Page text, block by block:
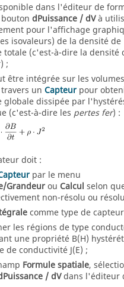
dans l'éditeur de
dPuissance / dVà
pour l'affichage
isovaleurs) de la densité de
totale (c'est-à-dire la densité
;
être intégrée sur les
un Capteur pour
globale dissipée par
(c'est-à-dire les pertes fer) :
doit :
par le menu
Grandeurou Calcul selon
non-résolu ou
comme type de
les régions de type
une propriété B(H)
de conductivité J(E) ;
Formule spatiale,
/ dVdans l'éditeur